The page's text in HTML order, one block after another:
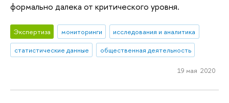
формально далека от критического уровня.
Экспертиза мониторинги
исследования и аналитика
статистические данные
общественная деятельность
19 мая 2020